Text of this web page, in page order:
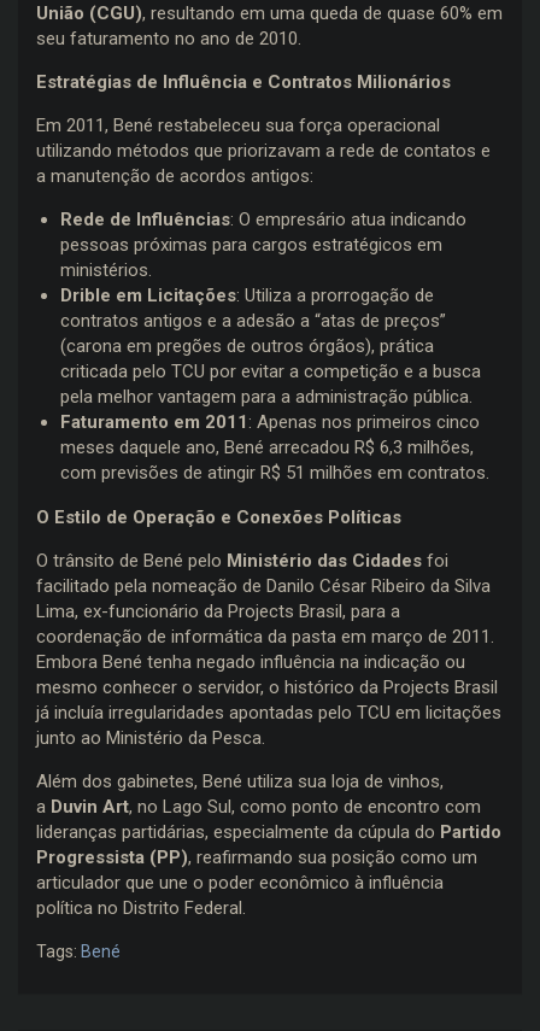
União (CGU), resultando em uma queda de quase 60% em
seu faturamento no ano de 2010.
Estratégias de Influência e Contratos Milionários
Em 2011, Bené restabeleceu sua força operacional
utilizando métodos que priorizavam a rede de contatos e
a manutenção de acordos antigos:
Rede de Influências: O empresário atua indicando
pessoas próximas para cargos estratégicos em
ministérios.
Drible em Licitações: Utiliza a prorrogação de
contratos antigos e a adesão a “atas de preços”
(carona em pregões de outros órgãos), prática
criticada pelo TCU por evitar a competição e a busca
pela melhor vantagem para a administração pública.
Faturamento em 2011 : Apenas nos primeiros cinco
meses daquele ano, Bené arrecadou R$ 6,3 milhões,
com previsões de atingir R$ 51 milhões em contratos.
O Estilo de Operação e Conexões Políticas
O trânsito de Bené pelo Ministério das Cidades foi
facilitado pela nomeação de Danilo César Ribeiro da Silva
Lima, ex-funcionário da Projects Brasil, para a
coordenação de informática da pasta em março de 2011.
Embora Bené tenha negado influência na indicação ou
mesmo conhecer o servidor, o histórico da Projects Brasil
já incluía irregularidades apontadas pelo TCU em licitações
junto ao Ministério da Pesca.
Além dos gabinetes, Bené utiliza sua loja de vinhos,
a Duvin Art, no Lago Sul, como ponto de encontro com
lideranças partidárias, especialmente da cúpula do Partido
Progressista (PP), reafirmando sua posição como um
articulador que une o poder econômico à influência
política no Distrito Federal.
Tags: Bené